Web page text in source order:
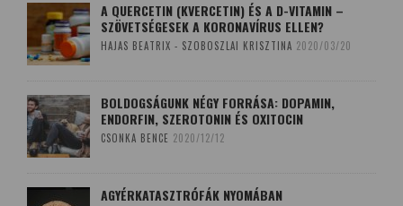
A QUERCETIN (KVERCETIN) ÉS A D-VITAMIN –
SZÖVETSÉGESEK A KORONAVÍRUS ELLEN?
HAJAS BEATRIX - SZOBOSZLAI KRISZTINA 2020/03/20
BOLDOGSÁGUNK NÉGY FORRÁSA: DOPAMIN,
ENDORFIN, SZEROTONIN ÉS OXITOCIN
CSONKA BENCE 2020/12/12
AGYÉRKATASZTRÓFÁK NYOMÁBAN